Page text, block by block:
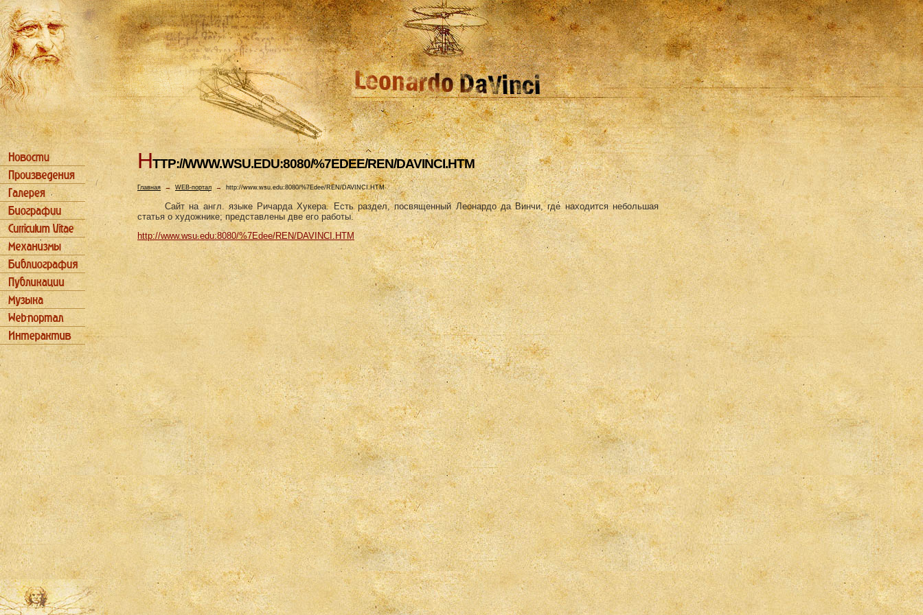
HTTP://WWW.WSU.EDU:8080/%7EDEE/REN/DAVINCI.HTM
Главная→ WEB-портал → http://www.wsu.edu:8080/%7Edee/REN/DAVINCI.HTM
Сайт на англ. языке Ричарда Хукера. Есть раздел, посвященный Леонардо да Винчи, где находится небольшая
статья о художнике; представлены две его работы.
http://www.wsu.edu:8080/%7Edee/REN/DAVINCI.HTM